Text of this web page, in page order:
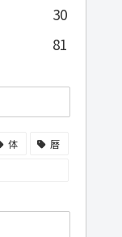
30
81
体
暦